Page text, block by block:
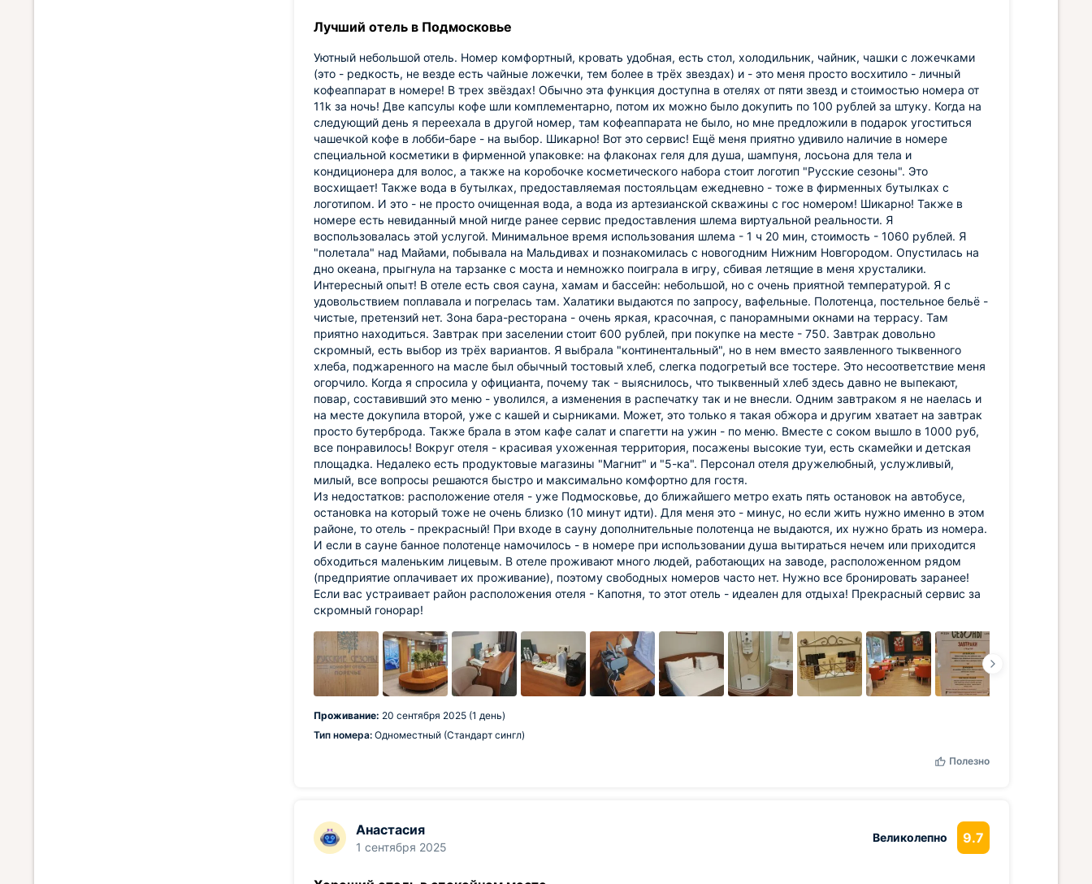
Лучший отель в Подмосковье
Уютный небольшой отель. Номер комфортный, кровать удобная, есть стол, холодильник, чайник, чашки с ложечками
(это - редкость, не везде есть чайные ложечки, тем более в трёх звездах) и - это меня просто восхитило - личный
кофеаппарат в номере! В трех звёздах! Обычно эта функция доступна в отелях от пяти звезд и стоимостью номера от
11k за ночь! Две капсулы кофе шли комплементарно, потом их можно было докупить по 100 рублей за штуку. Когда на
следующий день я переехала в другой номер, там кофеаппарата не было, но мне предложили в подарок угоститься
чашечкой кофе в лобби-баре - на выбор. Шикарно! Вот это сервис! Ещё меня приятно удивило наличие в номере
специальной косметики в фирменной упаковке: на флаконах геля для душа, шампуня, лосьона для тела и
кондиционера для волос, а также на коробочке косметического набора стоит логотип "Русские сезоны". Это
восхищает! Также вода в бутылках, предоставляемая постояльцам ежедневно - тоже в фирменных бутылках с
логотипом. И это - не просто очищенная вода, а вода из артезианской скважины с гос номером! Шикарно! Также в
номере есть невиданный мной нигде ранее сервис предоставления шлема виртуальной реальности. Я
воспользовалась этой услугой. Минимальное время использования шлема - 1 ч 20 мин, стоимость - 1060 рублей. Я
"полетала" над Майами, побывала на Мальдивах и познакомилась с новогодним Нижним Новгородом. Опустилась на
дно океана, прыгнула на тарзанке с моста и немножко поиграла в игру, сбивая летящие в меня хрусталики.
Интересный опыт! В отеле есть своя сауна, хамам и бассейн: небольшой, но с очень приятной температурой. Я с
удовольствием поплавала и погрелась там. Халатики выдаются по запросу, вафельные. Полотенца, постельное бельё -
чистые, претензий нет. Зона бара-ресторана - очень яркая, красочная, с панорамными окнами на террасу. Там
приятно находиться. Завтрак при заселении стоит 600 рублей, при покупке на месте - 750. Завтрак довольно
скромный, есть выбор из трёх вариантов. Я выбрала "континентальный", но в нем вместо заявленного тыквенного
хлеба, поджаренного на масле был обычный тостовый хлеб, слегка подогретый все тостере. Это несоответствие меня
огорчило. Когда я спросила у официанта, почему так - выяснилось, что тыквенный хлеб здесь давно не выпекают,
повар, составивший это меню - уволился, а изменения в распечатку так и не внесли. Одним завтраком я не наелась и
на месте докупила второй, уже с кашей и сырниками. Может, это только я такая обжора и другим хватает на завтрак
просто бутерброда. Также брала в этом кафе салат и спагетти на ужин - по меню. Вместе с соком вышло в 1000 руб,
все понравилось! Вокруг отеля - красивая ухоженная территория, посажены высокие туи, есть скамейки и детская
площадка. Недалеко есть продуктовые магазины "Магнит" и "5-ка". Персонал отеля дружелюбный, услужливый,
милый, все вопросы решаются быстро и максимально комфортно для гостя.
Из недостатков: расположение отеля - уже Подмосковье, до ближайшего метро ехать пять остановок на автобусе,
остановка на который тоже не очень близко (10 минут идти). Для меня это - минус, но если жить нужно именно в этом
районе, то отель - прекрасный! При входе в сауну дополнительные полотенца не выдаются, их нужно брать из номера.
И если в сауне банное полотенце намочилось - в номере при использовании душа вытираться нечем или приходится
обходиться маленьким лицевым. В отеле проживают много людей, работающих на заводе, расположенном рядом
(предприятие оплачивает их проживание), поэтому свободных номеров часто нет. Нужно все бронировать заранее!
Если вас устраивает район расположения отеля - Капотня, то этот отель - идеален для отдыха! Прекрасный сервис за
скромный гонорар!
Проживание: 20 сентября 2025 (1 день)
Тип номера: Одноместный (Стандарт сингл)
Полезно
Анастасия
1 сентября 2025
Великолепно 9.7